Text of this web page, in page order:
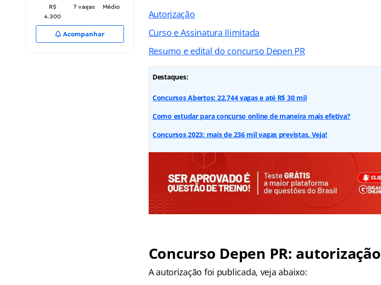
R$
4.300
7 vagas Médio
Acompanhar
Autorização
Curso e Assinatura Ilimitada
Resumo e edital do concurso Depen PR
Destaques:
Concursos Abertos: 22.744 vagas e até R$ 30 mil
Como estudar para concurso online de maneira mais efetiva?
Concursos 2023: mais de 236 mil vagas previstas. Veja!
Concurso Depen PR: autorização
A autorização foi publicada, veja abaixo: